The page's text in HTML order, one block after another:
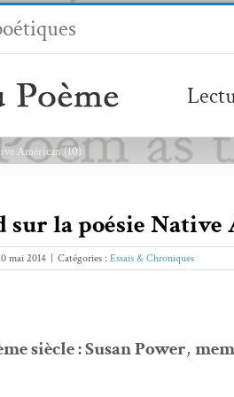
Américan (10)
sur la poésie Native
mai 2014 Catégories : Essais & Chroniques
siè­cle : Susan Pow­er,